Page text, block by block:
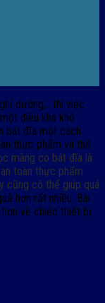
dưỡng,.. thì việc
điều khá khó
bát đĩa một cách
thực phẩm và thể
màng co bát đĩa là
toàn thực phẩm
cũng có thể giúp quá
hơn rất nhiều. Bài
về chiếc thiết bị